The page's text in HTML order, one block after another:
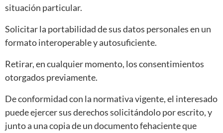
situación particular.
Solicitar la portabilidad de sus datos personales en un
formato interoperable y autosuficiente.
Retirar, en cualquier momento, los consentimientos
otorgados previamente.
De conformidad con la normativa vigente, el interesado
puede ejercer sus derechos solicitándolo por escrito, y
junto a una copia de un documento fehaciente que